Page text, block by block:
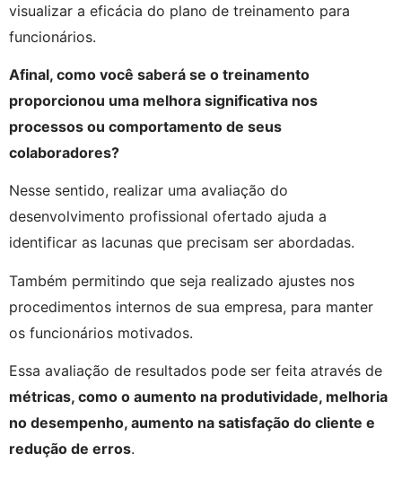
visualizar a eficácia do plano de treinamento para
funcionários.
Afinal, como você saberá se o treinamento
proporcionou uma melhora significativa nos
processos ou comportamento de seus
colaboradores?
Nesse sentido, realizar uma avaliação do
desenvolvimento profissional ofertado ajuda a
identificar as lacunas que precisam ser abordadas.
Também permitindo que seja realizado ajustes nos
procedimentos internos de sua empresa, para manter
os funcionários motivados.
métricas, como o aumento na produtividade, melhoria
no desempenho, aumento na satisfação do cliente e
redução de erros.